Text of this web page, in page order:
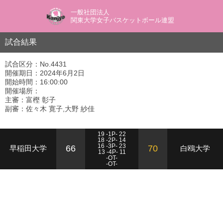
一般社団法人
関東大学女子バスケットボール連盟
試合結果
試合区分：No.4431
開催期日：2024年6月2日
開始時間：16:00:00
開催場所：
主審：富樫 彰子
副審：佐々木 寛子,大野 紗佳
早稲田大学 66
19 -1P- 22
18 -2P- 14
16 -3P- 23
13 -4P- 11
-OT-
-OT-
70 白鴎大学